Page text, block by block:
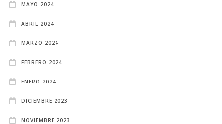
MAYO 2024
ABRIL 2024
MARZO 2024
FEBRERO 2024
ENERO 2024
DICIEMBRE 2023
NOVIEMBRE 2023